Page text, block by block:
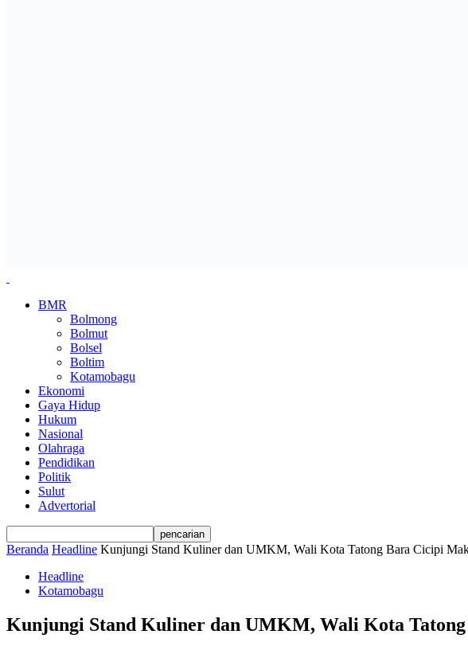
BMR
Bolmong
Bolmut
Bolsel
Boltim
Kotamobagu
Ekonomi
Gaya Hidup
Hukum
Nasional
Olahraga
Pendidikan
Politik
Sulut
Advertorial
Beranda Headline Kunjungi Stand Kuliner dan UMKM, Wali Kota Tatong Bara Cicipi
Headline
Kotamobagu
Kunjungi Stand Kuliner dan UMKM, Wali Kota Tatong